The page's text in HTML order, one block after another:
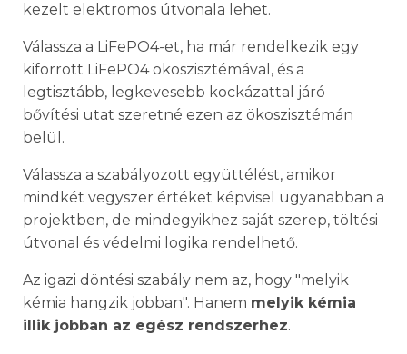
kezelt elektromos útvonala lehet.
Válassza a LiFePO4-et, ha már rendelkezik egy
kiforrott LiFePO4 ökoszisztémával, és a
legtisztább, legkevesebb kockázattal járó
bővítési utat szeretné ezen az ökoszisztémán
belül.
Válassza a szabályozott együttélést, amikor
mindkét vegyszer értéket képvisel ugyanabban a
projektben, de mindegyikhez saját szerep, töltési
útvonal és védelmi logika rendelhető.
Az igazi döntési szabály nem az, hogy "melyik
kémia hangzik jobban". Hanem melyik kémia
illik jobban az egész rendszerhez.